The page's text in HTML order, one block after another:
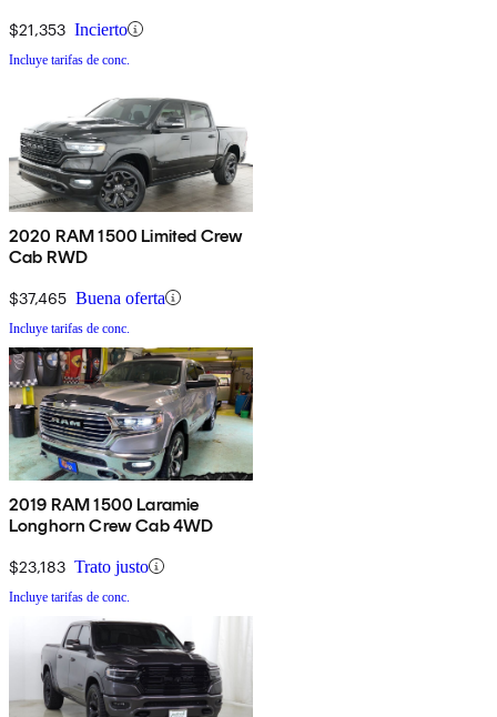
$21,353 Incierto
Incluye tarifas de conc.
2020 RAM 1500 Limited Crew
Cab RWD
$37,465 Buena oferta
Incluye tarifas de conc.
2019 RAM 1500 Laramie
Longhorn Crew Cab 4WD
$23,183 Trato justo
Incluye tarifas de conc.